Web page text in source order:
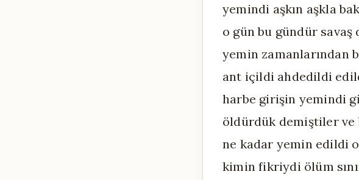
yemindi aşkın aşkla
o gün bu gündür
yemin zamanlarından
ant içildi ahdedildi
harbe girişin yemindi
öldürdük demiştiler ve
ne kadar yemin edildi
kimin fikriydi ölüm